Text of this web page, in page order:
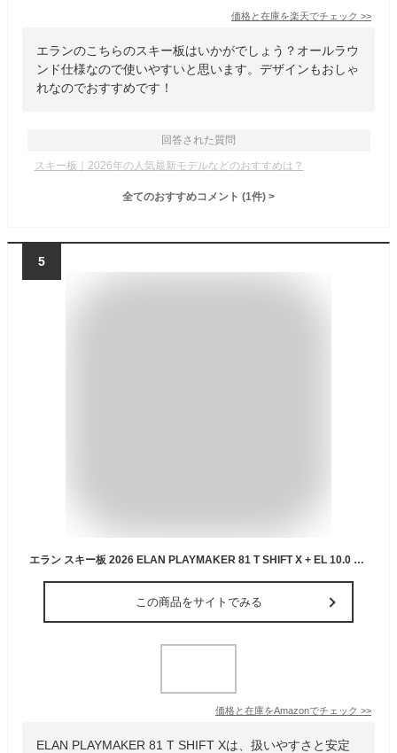
価格と在庫を楽天でチェック >>
エランのこちらのスキー板はいかがでしょう？オールラウ
ンド仕様なので使いやすいと思います。デザインもおしゃ
れなのでおすすめです！
回答された質問
スキー板｜2026年の人気最新モデルなどのおすすめは？
全てのおすすめコメント (1件) >
5
エラン スキー板 2026 ELAN PLAYMAKER 81 T SHIFT X + EL 10.0 GW プレイメーカー ビンディングセット 25-26 BLUE 161
この商品をサイトでみる
価格と在庫をAmazonでチェック >>
ELAN PLAYMAKER 81 T SHIFT Xは、扱いやすさと安定